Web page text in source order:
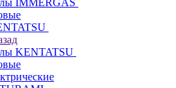
IMMERGAS
KENTATSU